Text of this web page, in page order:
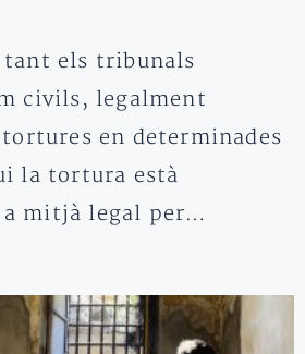
tant els tribunals
civils, legalment
en determinades
la tortura està
mitjà legal per…